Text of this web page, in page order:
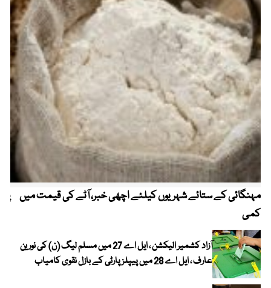
مہنگائی کے ستائے شہریوں کیلئے اچھی خبر، آٹے کی قیمت میں
کمی
آزاد کشمیر الیکشن ، ایل اے 27 میں مسلم لیگ (ن) کی نورین
عارف ، ایل اے 28 میں پیپلز پارٹی کے بازل نقوی کامیاب